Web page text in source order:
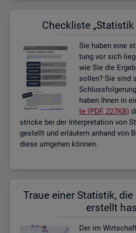
Check­lis­te „Sta­tis­tik
Sie haben eine
tung vor sich
wie Sie die
sol­len? Sie sind
haben Ihnen in
te (PDF, 227KB)
stri­cke bei der In­ter­pre­ta­ti­on von
ge­stellt und er­läu­tern an­hand von
diese um­ge­hen kön­nen.
Traue einer Sta­tis­tik,
er­stellt
Der im